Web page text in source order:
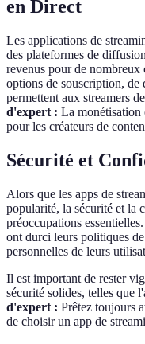
en Direct
Les applications de
des plateformes de
revenus pour de
options de souscription, de
permettent aux streamers
d'expert : La monétisation
pour les créateurs de
Sécurité et
Alors que les apps de
popularité, la sécurité et la
préoccupations
ont durci leurs politiques
personnelles de leurs
Il est important de rester
sécurité solides, telles que
d'expert : Prêtez toujours
de choisir un app de